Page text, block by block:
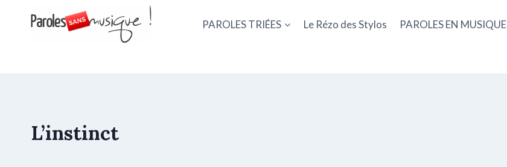
PAROLES TRIÉES Le Rézo des Stylos PAROLES EN MUSIQUE
L’instinct